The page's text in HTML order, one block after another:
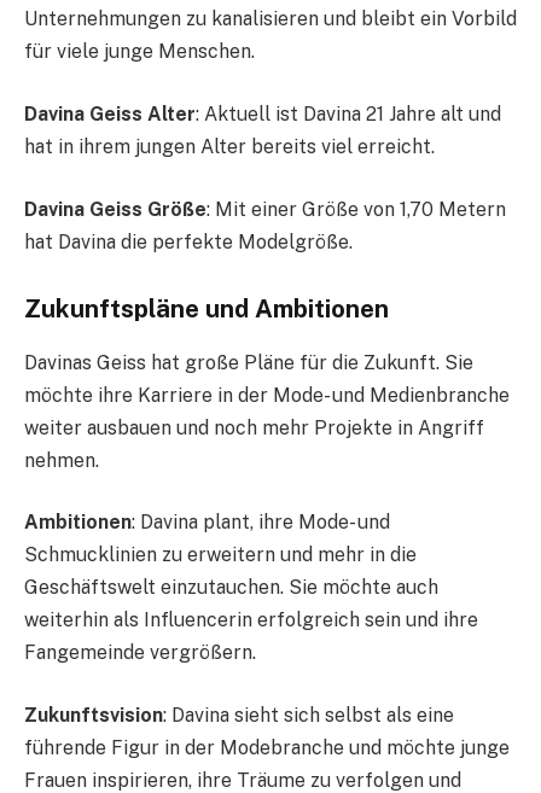
Unternehmungen zu kanalisieren und bleibt ein Vorbild
für viele junge Menschen.
Davina Geiss Alter: Aktuell ist Davina 21 Jahre alt und
hat in ihrem jungen Alter bereits viel erreicht.
Davina Geiss Größe: Mit einer Größe von 1,70 Metern
hat Davina die perfekte Modelgröße.
Zukunftspläne und Ambitionen
Davinas Geiss hat große Pläne für die Zukunft. Sie
möchte ihre Karriere in der Mode- und Medienbranche
weiter ausbauen und noch mehr Projekte in Angriff
nehmen.
Ambitionen: Davina plant, ihre Mode- und
Schmucklinien zu erweitern und mehr in die
Geschäftswelt einzutauchen. Sie möchte auch
weiterhin als Influencerin erfolgreich sein und ihre
Fangemeinde vergrößern.
Zukunftsvision: Davina sieht sich selbst als eine
führende Figur in der Modebranche und möchte junge
Frauen inspirieren, ihre Träume zu verfolgen und